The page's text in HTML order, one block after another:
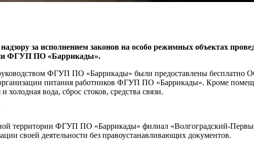
за исполнением законов на особо режимных объектах
ФГУП ПО «Баррикады».
руководством ФГУП ПО «Баррикады» были предоставлены
питания работников ФГУП ПО «Баррикады». Кроме
холодная вода, сброс стоков, средства связи.
территории ФГУП ПО «Баррикады» филиал «Волгоградский-
своей деятельности без правоустанавливающих документов.